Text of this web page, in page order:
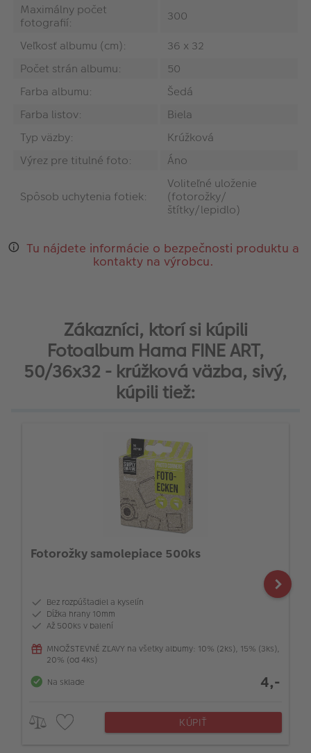
Maximálny počet
fotografií:
300
Veľkosť albumu (cm):
36 x 32
Počet strán albumu:
50
Farba albumu:
Šedá
Farba listov:
Biela
Typ väzby:
Krúžková
Výrez pre titulné foto:
Áno
Spôsob uchytenia fotiek:
Voliteľné uloženie
(fotorožky/
štítky/lepidlo)
Tu nájdete informácie o bezpečnosti produktu a
kontakty na výrobcu.
Zákazníci, ktorí si kúpili
Fotoalbum Hama FINE ART,
50/36x32 - krúžková väzba, sivý,
kúpili tiež:
Fotorožky samolepiace 500ks
Bez rozpúštadiel a kyselín
Dĺžka hrany 10mm
Až 500ks v balení
MNOŽSTEVNÉ ZĽAVY na všetky albumy: 10% (2ks), 15% (3ks),
20% (od 4ks)
Na sklade
4,-
KÚPIŤ